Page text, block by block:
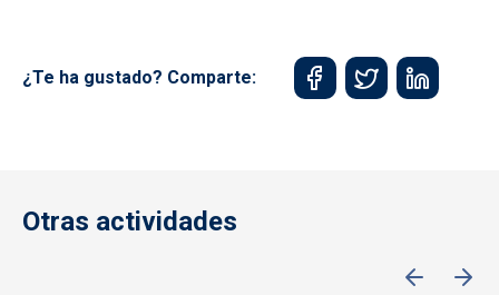
¿Te ha gustado? Comparte:
Otras actividades